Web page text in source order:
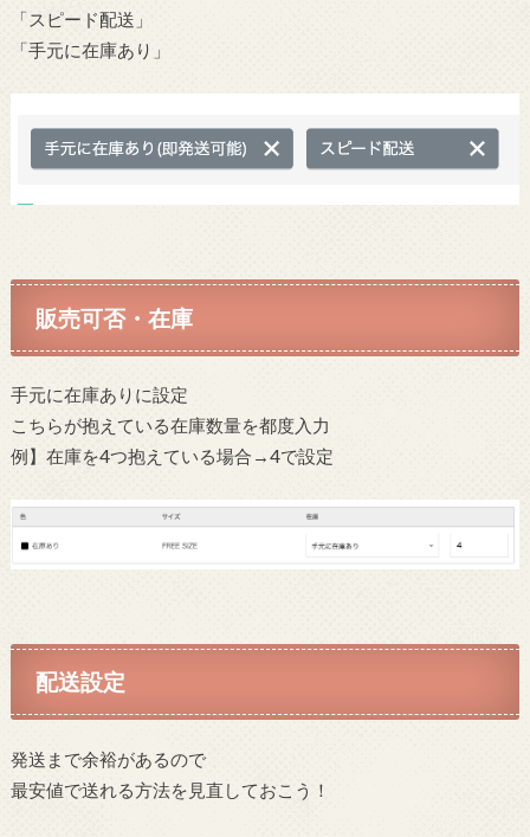
「スピード配送」
「手元に在庫あり」
販売可否・在庫
手元に在庫ありに設定
こちらが抱えている在庫数量を都度入力
例】在庫を4つ抱えている場合→4で設定
配送設定
発送まで余裕があるので
最安値で送れる方法を見直しておこう！